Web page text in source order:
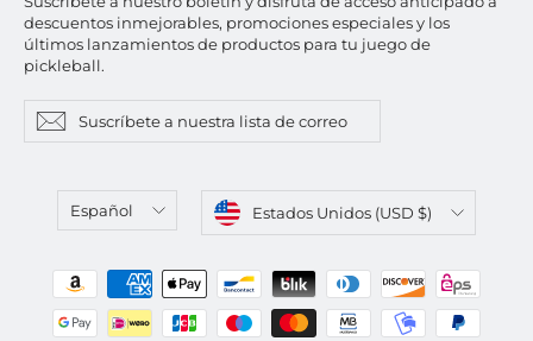
descuentos inmejorables, promociones especiales y los
últimos lanzamientos de productos para tu juego de
pickleball.
nuestra
correo
Suscribir
Idioma
Español Moneda
Estados Unidos (USD $)